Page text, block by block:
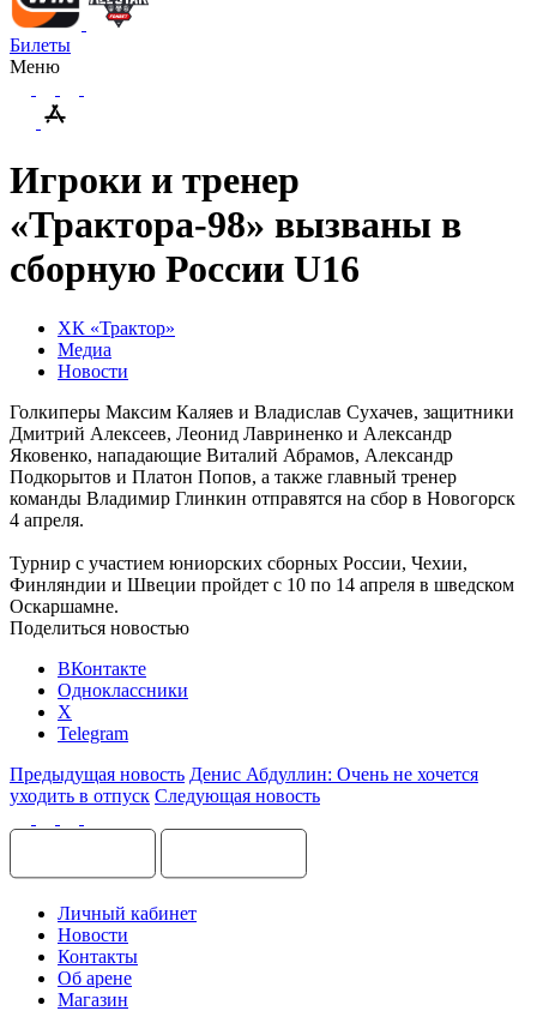
Билеты
Меню
Игроки и тренер
«Трактора-98» вызваны в
сборную России U16
ХК «Трактор»
Медиа
Новости
Голкиперы Максим Каляев и Владислав Сухачев, защитники
Дмитрий Алексеев, Леонид Лавриненко и Александр
Яковенко, нападающие Виталий Абрамов, Александр
Подкорытов и Платон Попов, а также главный тренер
команды Владимир Глинкин отправятся на сбор в Новогорск
4 апреля.
Турнир с участием юниорских сборных России, Чехии,
Финляндии и Швеции пройдет с 10 по 14 апреля в шведском
Оскаршамне.
Поделиться новостью
ВКонтакте
Одноклассники
X
Telegram
Предыдущая новость Денис Абдуллин: Очень не хочется
уходить в отпуск Следующая новость
Личный кабинет
Новости
Контакты
Об арене
Магазин